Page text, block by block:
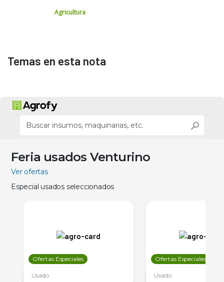
Agricultura
Temas en esta nota
Feria usados Venturino
Ver ofertas
Especial usados seleccionados
Ofertas Especiales
Usado
Ofertas Especiales
Usado